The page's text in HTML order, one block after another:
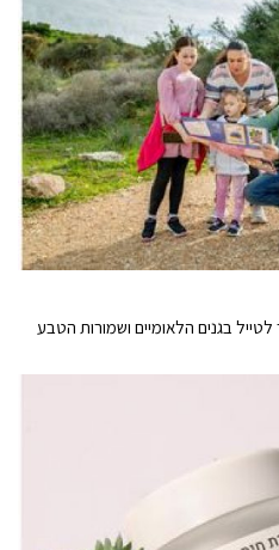
בגנים הלאומיים ושמורות הטבע